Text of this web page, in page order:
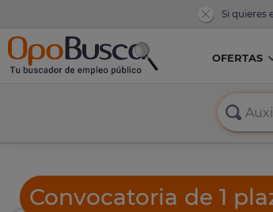
Si quieres
OFERTAS
Convocatoria de 1